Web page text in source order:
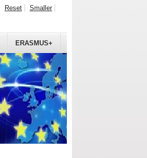
ERASMUS+
Reset Smaller